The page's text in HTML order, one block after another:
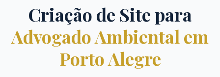
Criação de Site para
Advogado Ambiental em
Porto Alegre